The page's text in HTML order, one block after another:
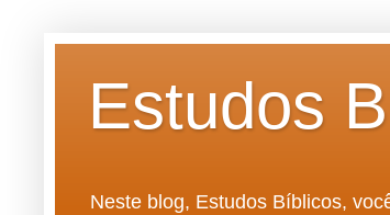
Estudos
Neste blog, Estudos Bíblicos,